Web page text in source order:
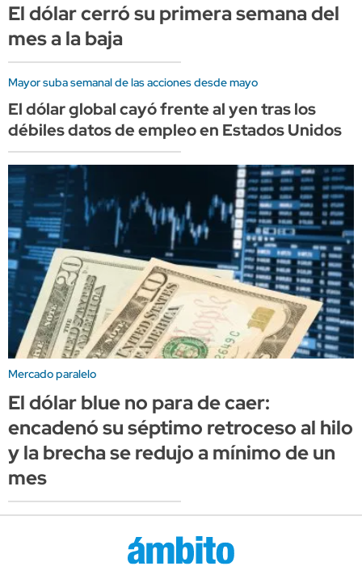
El dólar cerró su primera semana del
mes a la baja
Mayor suba semanal de las acciones desde mayo
El dólar global cayó frente al yen tras los
débiles datos de empleo en Estados Unidos
Mercado paralelo
El dólar blue no para de caer:
encadenó su séptimo retroceso al hilo
y la brecha se redujo a mínimo de un
mes